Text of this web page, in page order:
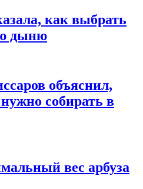
как выбрать
дыню
объяснил,
собирать в
вес арбуза